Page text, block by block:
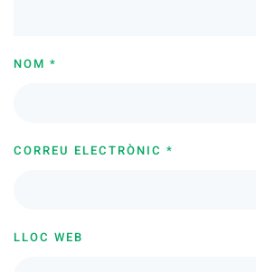
NOM *
CORREU ELECTRÒNIC *
LLOC WEB